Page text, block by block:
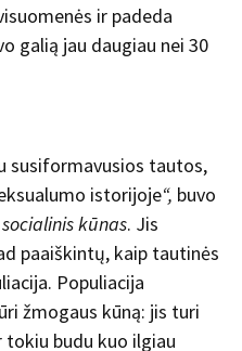
ir padeda
galią jau daugiau nei 30
susiformavusios tautos,
istorijoje“, buvo
socialinis kūnas. Jis
paaiškintų, kaip tautinės
Populiacija
žmogaus kūną: jis turi
budu kuo ilgiau